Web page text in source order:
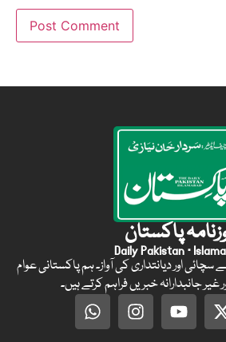
پاکستان
Daily Pakistan ·
70 سال سے سچائی اور دیانتداری کی آواز۔ ہم پاکستانی عوام
غیر جانبدارانہ خبریں فراہم کرتے ہیں۔